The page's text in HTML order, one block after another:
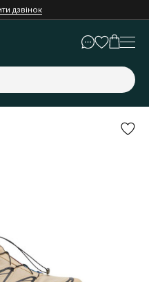
дзвінок